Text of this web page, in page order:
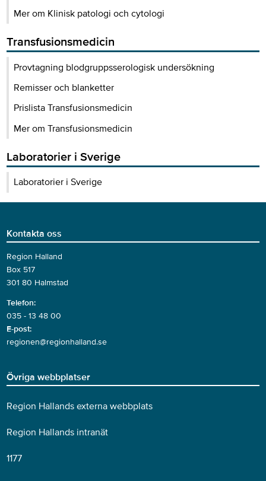
Mer om Klinisk patologi och cytologi
Transfusionsmedicin
Provtagning blodgruppsserologisk undersökning
Remisser och blanketter
Prislista Transfusionsmedicin
Mer om Transfusionsmedicin
Laboratorier i Sverige
Laboratorier i Sverige
Kontakta oss
Region Halland
Box 517
301 80 Halmstad
Telefon:
035 - 13 48 00
E-post:
regionen@regionhalland.se
Övriga webbplatser
Region Hallands externa webbplats
Region Hallands intranät
1177